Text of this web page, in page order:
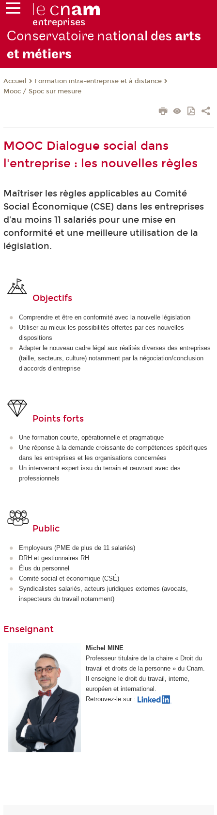
Conservatoire national des arts
et métiers
Accueil
Formation intra-entreprise et à distance
Mooc / Spoc sur mesure
MOOC Dialogue social dans
l'entreprise : les nouvelles règles
Maîtriser les règles applicables au Comité
Social Économique (CSE) dans les entreprises
d'au moins 11 salariés pour une mise en
conformité et une meilleure utilisation de la
législation.
Objectifs
Comprendre et être en conformité avec la nouvelle législation
Utiliser au mieux les possibilités offertes par ces nouvelles
dispositions
Adapter le nouveau cadre légal aux réalités diverses des entreprises
(taille, secteurs, culture) notamment par la négociation/conclusion
d’accords d’entreprise
Points forts
Une formation courte, opérationnelle et pragmatique
Une réponse à la demande croissante de compétences spécifiques
dans les entreprises et les organisations concernées
Un intervenant expert issu du terrain et œuvrant avec des
professionnels
Public
Employeurs (PME de plus de 11 salariés)
DRH et gestionnaires RH
Élus du personnel
Comité social et économique (CSÉ)
Syndicalistes salariés, acteurs juridiques externes (avocats,
inspecteurs du travail notamment)
Enseignant
Michel MINE
Professeur titulaire de la chaire « Droit du
travail et droits de la personne » du Cnam.
Il enseigne le droit du travail, interne,
européen et international.
Retrouvez-le sur :